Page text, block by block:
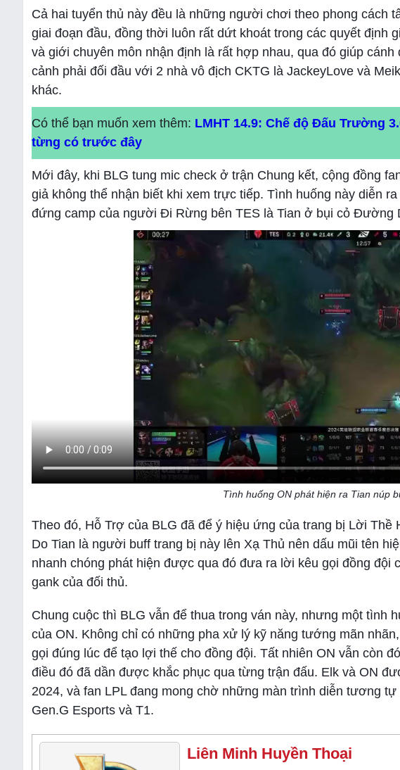
Cả hai tuyển thủ này đều là những người chơi theo phong cách
giai đoạn đầu, đồng thời luôn rất dứt khoát trong các quyết định
và giới chuyên môn nhận định là rất hợp nhau, qua đó giúp
cảnh phải đối đầu với 2 nhà vô địch CKTG là JackeyLove và
khác.
Có thể bạn muốn xem thêm: LMHT 14.9: Chế độ Đấu Trường
từng có trước đây
Mới đây, khi BLG tung mic check ở trận Chung kết, cộng đồng
giả không thể nhận biết khi xem trực tiếp. Tình huống này diễn
đứng camp của người Đi Rừng bên TES là Tian ở bụi cỏ Đường
Tình huống ON phát hiện ra Tian núp
Theo đó, Hỗ Trợ của BLG đã để ý hiệu ứng của trang bị Lời
Do Tian là người buff trang bị này lên Xạ Thủ nên dấu mũi tên
nhanh chóng phát hiện được qua đó đưa ra lời kêu gọi đồng đội
gank của đối thủ.
Chung cuộc thì BLG vẫn để thua trong ván này, nhưng một tình
của ON. Không chỉ có những pha xử lý kỹ năng tướng mãn
gọi đúng lúc để tạo lợi thế cho đồng đội. Tất nhiên ON vẫn còn
điều đó đã dần được khắc phục qua từng trận đấu. Elk và ON
2024, và fan LPL đang mong chờ những màn trình diễn tương
Gen.G Esports và T1.
Liên Minh Huyền Thoại